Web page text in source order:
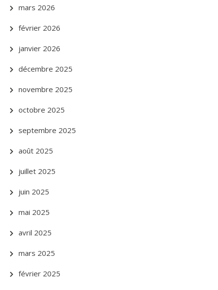
mars 2026
février 2026
janvier 2026
décembre 2025
novembre 2025
octobre 2025
septembre 2025
août 2025
juillet 2025
juin 2025
mai 2025
avril 2025
mars 2025
février 2025